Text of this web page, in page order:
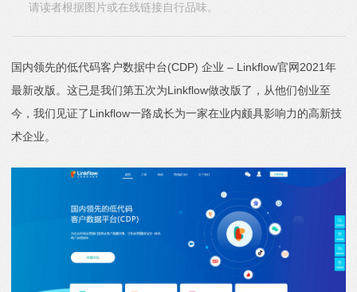
请读者根据图片或在线链接自行品味。
国内领先的低代码客户数据中台(CDP) 企业 – Linkflow官网2021年
最新改版。这已是我们第五次为Linkflow做改版了，从他们创业至
今，我们见证了Linkflow一路成长为一家在业内颇具影响力的高新技
术企业。